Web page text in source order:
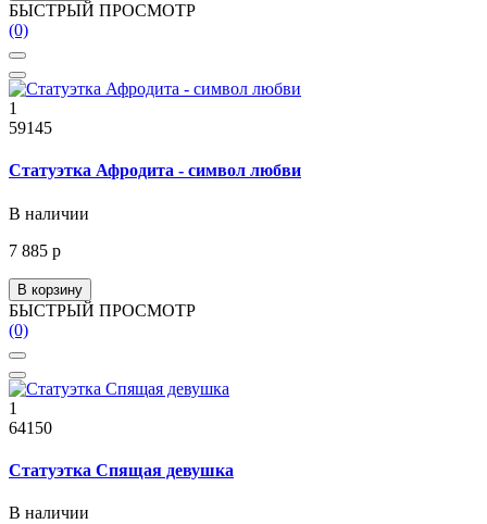
БЫСТРЫЙ ПРОСМОТР
(0)
1
59145
Статуэтка Афродита - символ любви
В наличии
7 885 р
В корзину
БЫСТРЫЙ ПРОСМОТР
(0)
1
64150
Статуэтка Спящая девушка
В наличии